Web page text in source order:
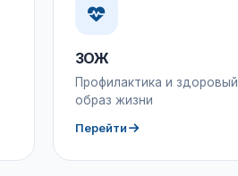
ЗОЖ
Профилактика и здоровый
образ жизни
Перейти